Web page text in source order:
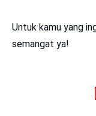
Untuk kamu yang
semangat ya!